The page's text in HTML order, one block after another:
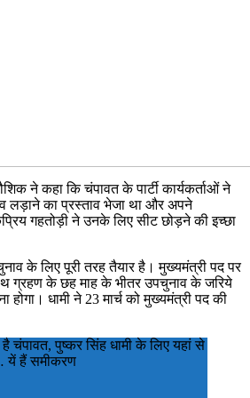
ने कहा कि चंपावत के पार्टी कार्यकर्ताओं ने
लड़ाने का प्रस्ताव भेजा था और अपने
गहतोड़ी ने उनके लिए सीट छोड़ने की इच्छा
के लिए पूरी तरह तैयार है। मुख्यमंत्री पद पर
ग्रहण के छह माह के भीतर उपचुनाव के जरिये
होगा। धामी ने 23 मार्च को मुख्यमंत्री पद की
चंपावत, पुष्कर सिंह धामी के लिए यहां से
यें हैं समीकरण